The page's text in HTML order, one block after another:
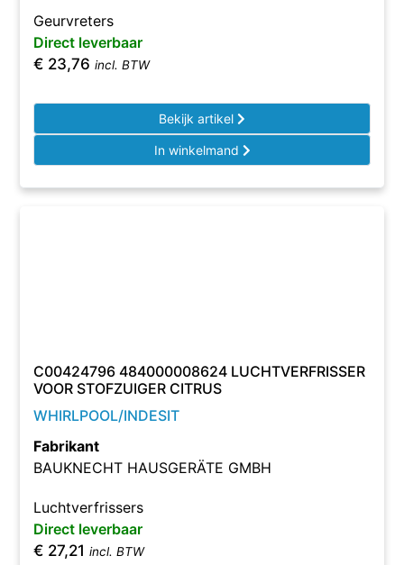
Geurvreters
Direct leverbaar
€ 23,76 incl. BTW
Bekijk artikel
In winkelmand
C00424796 484000008624 LUCHTVERFRISSER
VOOR STOFZUIGER CITRUS
WHIRLPOOL/INDESIT
Fabrikant
BAUKNECHT HAUSGERÄTE GMBH
Luchtverfrissers
Direct leverbaar
€ 27,21 incl. BTW